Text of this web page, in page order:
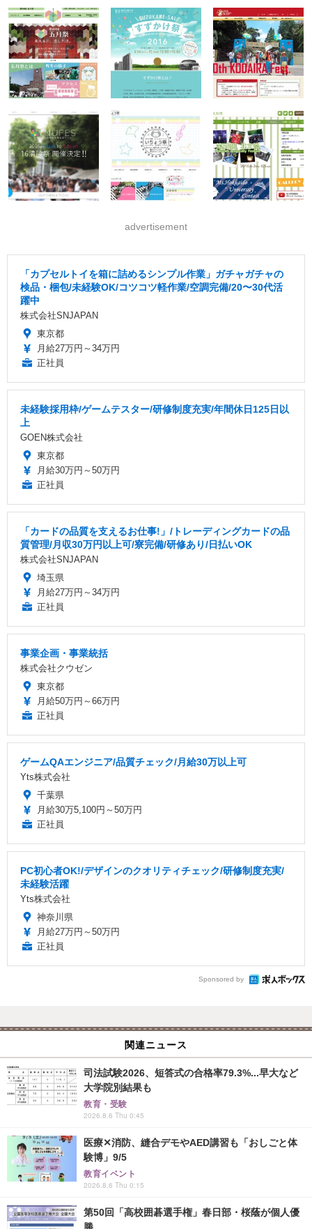
advertisement
「カプセルトイを箱に詰めるシンプル作業」ガチャガチャの
検品・梱包/未経験OK/コツコツ軽作業/空調完備/20〜30代活
躍中
株式会社SNJAPAN
東京都
月給27万円～34万円
正社員
未経験採用枠/ゲームテスター/研修制度充実/年間休日125日以
上
GOEN株式会社
東京都
月給30万円～50万円
正社員
「カードの品質を支えるお仕事!」/トレーディングカードの品
質管理/月収30万円以上可/寮完備/研修あり/日払いOK
株式会社SNJAPAN
埼玉県
月給27万円～34万円
正社員
事業企画・事業統括
株式会社クウゼン
東京都
月給50万円～66万円
正社員
ゲームQAエンジニア/品質チェック/月給30万以上可
Yts株式会社
千葉県
月給30万5,100円～50万円
正社員
PC初心者OK!/デザインのクオリティチェック/研修制度充実/
未経験活躍
Yts株式会社
神奈川県
月給27万円～50万円
正社員
Sponsored by
関連ニュース
司法試験2026、短答式の合格率79.3%...早大など
大学院別結果も
教育・受験
2026.8.6 Thu 0:45
医療✕消防、縫合デモやAED講習も「おしごと体
験博」9/5
教育イベント
2026.8.6 Thu 0:15
第50回「高校囲碁選手権」春日部・桜蔭が個人優
勝